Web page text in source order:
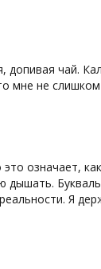
чай.
мне не
означает,
дышать.
Я